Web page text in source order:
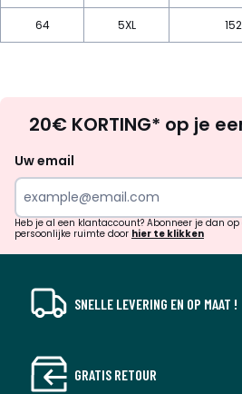
64 5XL
20€ KORTING* op je
Uw email
Heb je al een klantaccount? Abonneer je dan
persoonlijke ruimte door hier te klikken
SNELLE LEVERING EN OP MAAT !
GRATIS RETOUR